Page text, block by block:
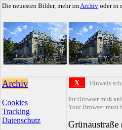
Die neuesten Bilder, mehr imArchiv oder in
Archiv
Cookies
Tracking
Datenschutz
X Hinweis
Ihr Browser muß
Your Browser must